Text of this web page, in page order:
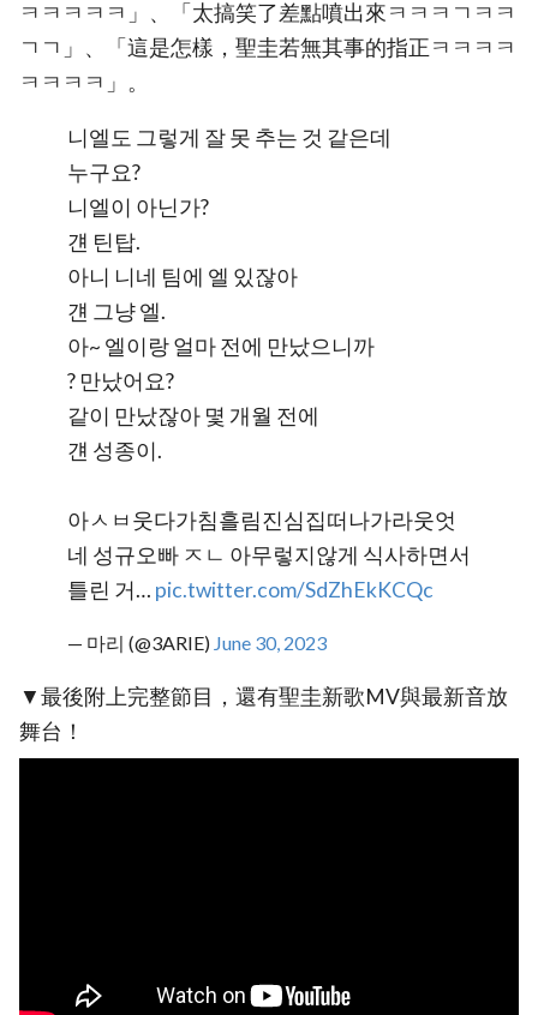
ㅋㅋㅋㅋㅋ」、「太搞笑了差點噴出來ㅋㅋㅋㄱㅋㅋ
ㄱㄱ」、「這是怎樣，聖圭若無其事的指正ㅋㅋㅋㅋ
ㅋㅋㅋㅋ」。
니엘도 그렇게 잘 못 추는 것 같은데
누구요?
니엘이 아닌가?
걘 틴탑.
아니 니네 팀에 엘 있잖아
걘 그냥 엘.
아~ 엘이랑 얼마 전에 만났으니까
? 만났어요?
같이 만났잖아 몇 개월 전에
걘 성종이.
아ㅅㅂ웃다가침흘림진심집떠나가라웃엇
네 성규오빠 ㅈㄴ 아무렇지않게 식사하면서
틀린 거… pic.twitter.com/SdZhEkKCQc
— 마리 (@3ARIE) June 30, 2023
▼最後附上完整節目，還有聖圭新歌MV與最新音放
舞台！